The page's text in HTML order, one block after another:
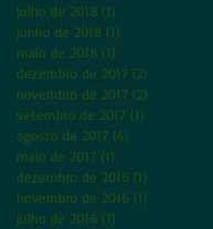
julho de 2018 (1)
junho de 2018 (1)
maio de 2018 (1)
dezembro de 2017 (2)
novembro de 2017 (2)
setembro de 2017 (1)
agosto de 2017 (4)
maio de 2017 (1)
dezembro de 2016 (1)
novembro de 2016 (1)
julho de 2016 (1)